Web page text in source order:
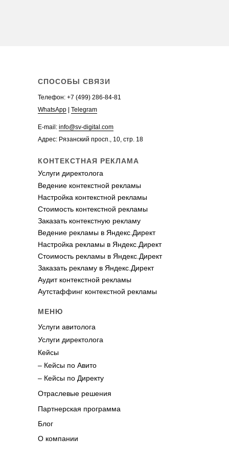
СПОСОБЫ СВЯЗИ
Телефон: +7 (499) 286-84-81
WhatsApp | Telegram
E-mail: info@sv-digital.com
Адрес: Рязанский просп., 10, стр. 18
Аутстаффинг контекстной рекламы
МЕНЮ
Кейсы
Отраслевые решения
Блог
Партнерская программа
О компании
Услуги авитолога
Услуги директолога
– Кейсы по Авито
– Кейсы по Директу
КОНТЕКСТНАЯ РЕКЛАМА
Настройка контекстной рекламы
Ведение рекламы в Яндекс.Директ
Стоимость рекламы в Яндекс.Директ
Настройка рекламы в Яндекс.Директ
Заказать рекламу в Яндекс.Директ
Аудит контекстной рекламы
Услуги директолога
Ведение контекстной рекламы
Стоимость контекстной рекламы
Заказать контекстную рекламу